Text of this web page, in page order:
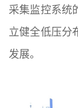
采集监控系统
立健全低压分
发展。